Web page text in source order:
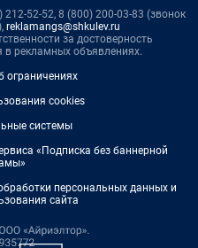
52-52, 8 (800) 200-03-83 (звонок
reklamangs@shkulev.ru
за достоверность
рекламных объявлениях.
ограничениях
cookies
системы
«Подписка без баннерной
персональных данных и
сайта